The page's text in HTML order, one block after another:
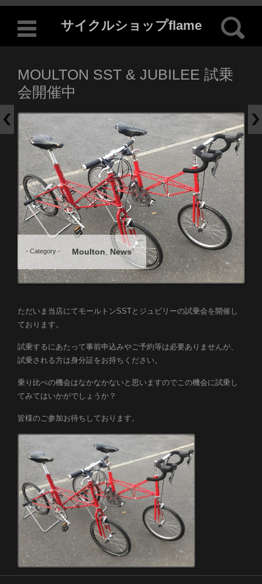
サイクルショップflame
検索:
コンテンツに移動
MOULTON SST & JUBILEE 試乗
会開催中
- Category - Moulton , News
ただいま当店にてモールトンSSTとジュビリーの試乗会を開催し
ております。
試乗するにあたって事前申込みやご予約等は必要ありませんが、
試乗される方は身分証をお持ちください。
乗り比べの機会はなかなかないと思いますのでこの機会に試乗し
てみてはいかがでしょうか？
皆様のご参加お待ちしております。